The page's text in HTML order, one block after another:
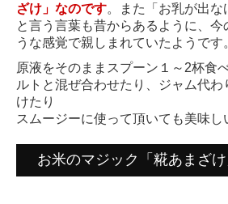
ざけ」なのです。また「お乳が出な
と言う言葉も昔からあるように、今
うな感覚で親しまれていたようです
原液をそのままスプーン１～2杯食
ルトと混ぜ合わせたり、ジャム代
けたり
スムージーに使って頂いても美味し
お米のマジック「糀あまざけ